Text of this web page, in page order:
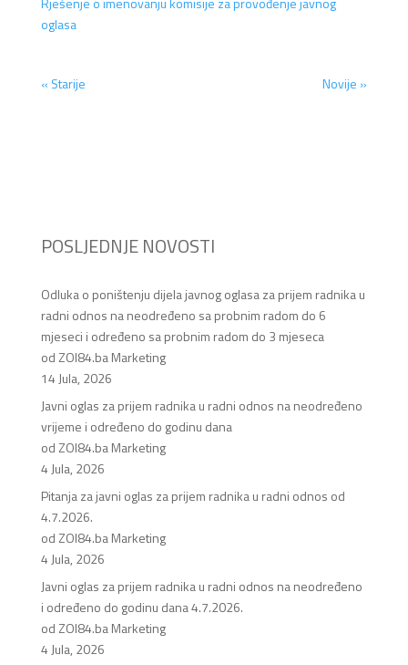
oglasa
« Starije Novije »
POSLJEDNJE NOVOSTI
Odluka o poništenju dijela javnog oglasa za prijem radnika u
radni odnos na neodređeno sa probnim radom do 6
mjeseci i određeno sa probnim radom do 3 mjeseca
od ZOI84.ba Marketing
14 Jula, 2026
Javni oglas za prijem radnika u radni odnos na neodređeno
vrijeme i određeno do godinu dana
od ZOI84.ba Marketing
4 Jula, 2026
Pitanja za javni oglas za prijem radnika u radni odnos od
4.7.2026.
od ZOI84.ba Marketing
4 Jula, 2026
Javni oglas za prijem radnika u radni odnos na neodređeno
i određeno do godinu dana 4.7.2026.
od ZOI84.ba Marketing
4 Jula, 2026